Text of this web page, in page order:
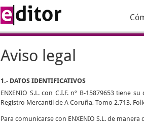
Aviso legal
1.- DATOS IDENTIFICATIVOS
ENXENIO S.L. con C.I.F. nº B-15879653 tiene
Registro Mercantil de A Coruña, Tomo 2.713,
Para comunicarse con ENXENIO S.L. de